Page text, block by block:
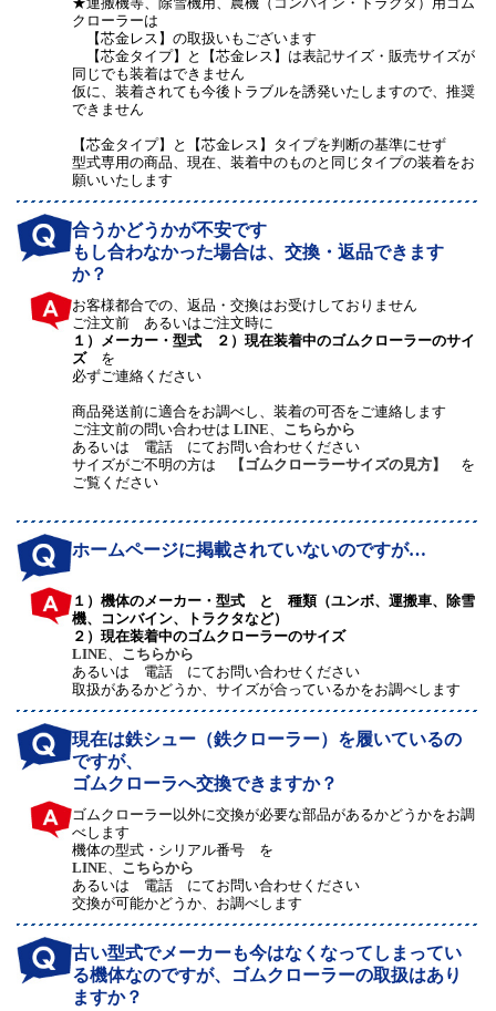
クローラーは
【芯金レス】の取扱いもございます
【芯金タイプ】と【芯金レス】は表記サイズ・販売サイズが
同じでも装着はできません
仮に、装着されても今後トラブルを誘発いたしますので、推奨
できません
【芯金タイプ】と【芯金レス】タイプを判断の基準にせず
型式専用の商品、現在、装着中のものと同じタイプの装着をお
願いいたします
合うかどうかが不安です
もし合わなかった場合は、交換・返品できます
か？
お客様都合での、返品・交換はお受けしておりません
ご注文前 あるいはご注文時に
１）メーカー・型式 ２）現在装着中のゴムクローラーのサイ
ズを
必ずご連絡ください
商品発送前に適合をお調べし、装着の可否をご連絡します
ご注文前の問い合わせはLINE、 こちらから
あるいは 電話 にてお問い合わせください
サイズがご不明の方は
【ゴムクローラーサイズの見方】
を
ご覧ください
ホームページに掲載されていないのですが…
１）機体のメーカー・型式 と 種類（ユンボ、運搬車、除雪
機、コンバイン、トラクタなど）
２）現在装着中のゴムクローラーのサイズ
LINE
こちらから
あるいは 電話 にてお問い合わせください
取扱があるかどうか、サイズが合っているかをお調べします
現在は鉄シュー（鉄クローラー）を履いているの
ですが、
ゴムクローラへ交換できますか？
ゴムクローラー以外に交換が必要な部品があるかどうかをお調
べします
機体の型式・シリアル番号 を
LINE
こちらから
あるいは 電話 にてお問い合わせください
交換が可能かどうか、お調べします
古い型式でメーカーも今はなくなってしまってい
る機体なのですが、ゴムクローラーの取扱はあり
ますか？